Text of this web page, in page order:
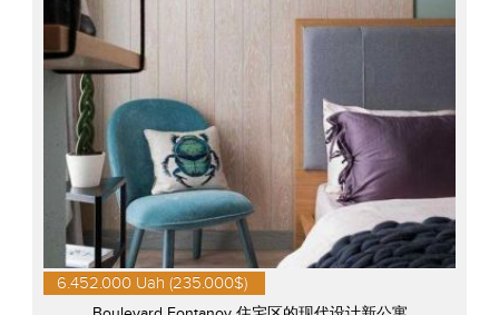
6.452.000 Uah (235.000$)